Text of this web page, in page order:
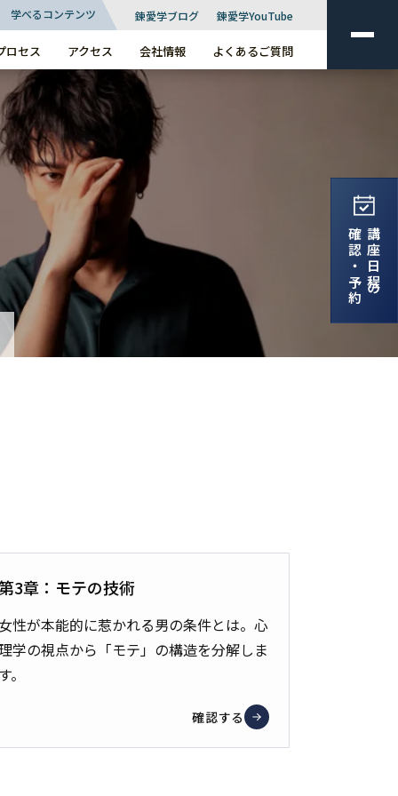
学べるコンテンツ 錬愛学ブログ 錬愛学YouTube
ロセス アクセス 会社情報 よくあるご質問
講座日程の
確認・予約
3章：モテの技術
性が本能的に惹かれる男の条件とは。心
学の視点から「モテ」の構造を分解しま
。
確認する